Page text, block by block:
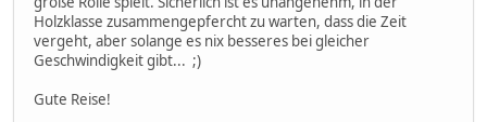
Holzklasse zusammengepfercht zu warten, dass die Zeit
vergeht, aber solange es nix besseres bei gleicher
Geschwindigkeit gibt... ;)
Gute Reise!